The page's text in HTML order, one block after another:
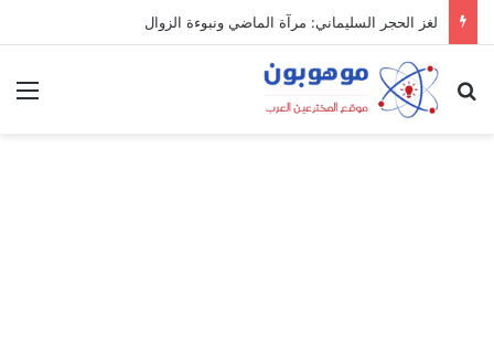
لغز الحجر السليماني: مرآة الماضي ونبوءة الزوال
بحث عن